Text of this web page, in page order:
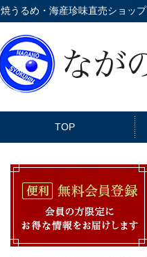
焼うるめ・海産珍味直売ショップ
TOP